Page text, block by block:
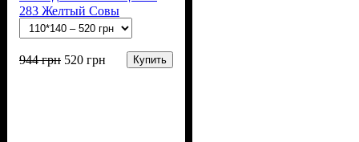
283 Желтый Совы
944грн 520 грн Купить